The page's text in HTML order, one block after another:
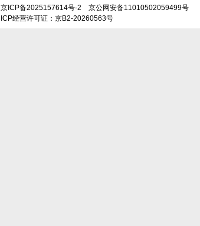
京ICP备2025157614号-2
京公网安备11010502059499号
ICP经营许可证：京B2-20260563号